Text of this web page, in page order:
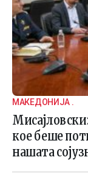
МАКЕДОНИЈА .
кое беше
нашата